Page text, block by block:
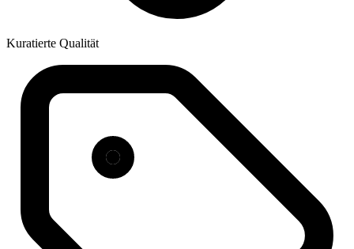
Kuratierte Qualität